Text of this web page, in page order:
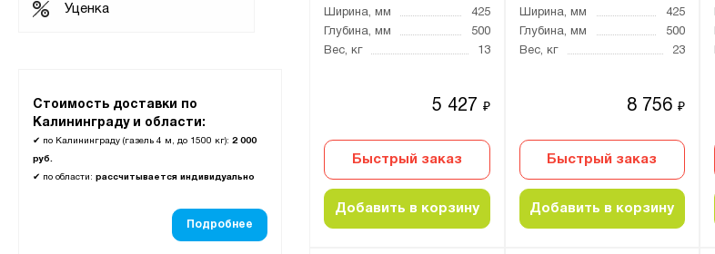
Уценка
Стоимость доставки по
Калининграду и области:
✔ по Калининграду (газель 4 м, до 1500 кг): 2 000
руб.
✔ по области: рассчитывается индивидуально
Подробнее
Ширина, мм
425
Глубина, мм
500
Вес, кг
13
5 427 ₽
Быстрый заказ
Добавить в корзину
Ширина, мм
425
Глубина, мм
500
Вес, кг
23
8 756₽
Быстрый заказ
Добавить в корзину